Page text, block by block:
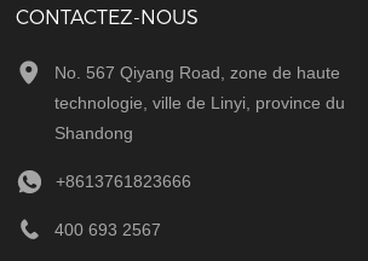
CONTACTEZ-NOUS
No. 567 Qiyang Road, zone de haute
technologie, ville de Linyi, province du
Shandong
+8613761823666
400 693 2567